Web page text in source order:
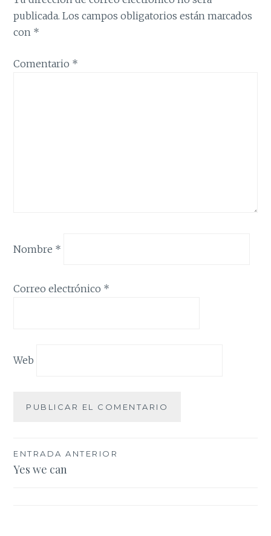
publicada. Los campos obligatorios están marcados
con *
Comentario *
Nombre *
Correo electrónico *
Web
Navegación
de
ENTRADA ANTERIOR
Yes we can